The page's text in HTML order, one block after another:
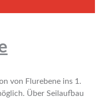
von Flurebene ins 1.
Über Seilaufbau